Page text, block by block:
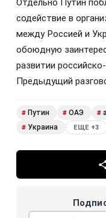
Отдельно Путин
содействие в
между Россией и
обоюдную
развитии
Предыдущий
# Путин # ОАЭ #
# Украина ЕЩЕ +3